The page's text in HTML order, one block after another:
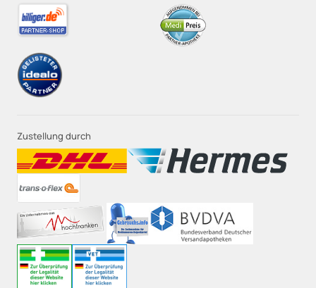
Zustellung durch